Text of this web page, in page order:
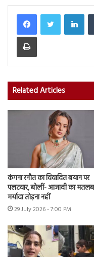
Print
Related Articles
कंगना रनौत का विवादित बयान पर
पलटवार, बोलीं- आजादी का मतलब
मर्यादा तोड़ना नहीं
29 July 2026 - 7:00 PM